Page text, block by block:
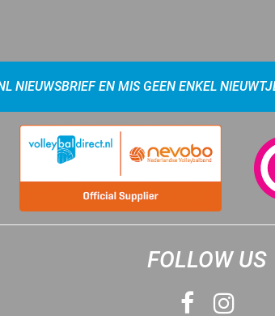
NIEUWSBRIEF EN MIS GEEN ENKEL
FOLLOW US